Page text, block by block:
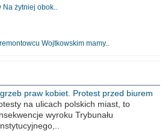
Na żytniej obok..
Wojtkowskim mamy..
praw kobiet. Protest przed biurem
PiS
na ulicach polskich miast, to
wyroku Trybunału